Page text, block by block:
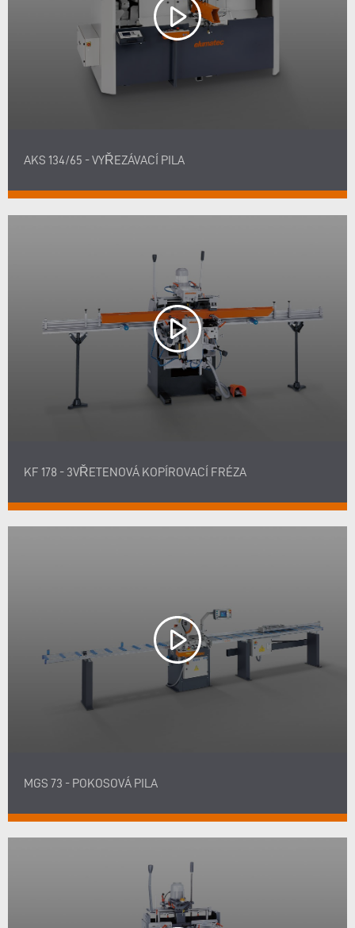
AKS 134/65 - VYŘEZÁVACÍ PILA
KF 178 - 3VŘETENOVÁ KOPÍROVACÍ FRÉZA
MGS 73 - POKOSOVÁ PILA